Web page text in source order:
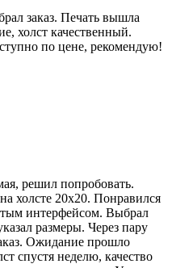
заказ. Печать вышла
холст качественный.
по цене, рекомендую!
решил попробовать.
холсте 20х20. Понравился
интерфейсом. Выбрал
размеры. Через пару
Ожидание прошло
спустя неделю, качество